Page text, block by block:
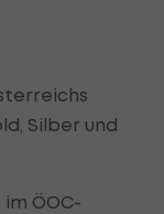
Silber und
ÖOC-